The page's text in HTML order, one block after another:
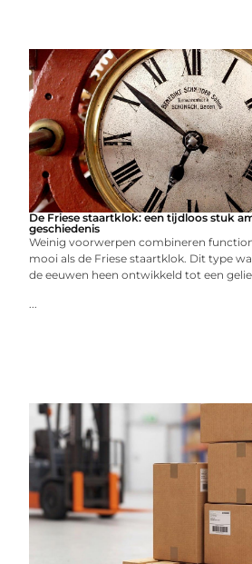
De Friese staartklok: een tijdloos stuk
geschiedenis
Weinig voorwerpen combineren
mooi als de Friese staartklok. Dit type
de eeuwen heen ontwikkeld tot een
...